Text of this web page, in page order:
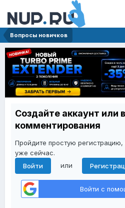
Вопросы новичков
Создайте аккаунт или
комментирования
Пройдите простую регистрацию,
уже сейчас.
Войти
или
Войти с